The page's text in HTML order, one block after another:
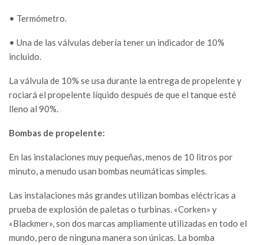
• Termómetro.
• Una de las válvulas debería tener un indicador de 10%
incluido.
La válvula de 10% se usa durante la entrega de propelente y
rociará el propelente líquido después de que el tanque esté
lleno al 90%.
Bombas de propelente:
En las instalaciones muy pequeñas, menos de 10 litros por
minuto, a menudo usan bombas neumáticas simples.
Las instalaciones más grandes utilizan bombas eléctricas a
prueba de explosión de paletas o turbinas. «Corken» y
«Blackmer», son dos marcas ampliamente utilizadas en todo el
mundo, pero de ninguna manera son únicas. La bomba